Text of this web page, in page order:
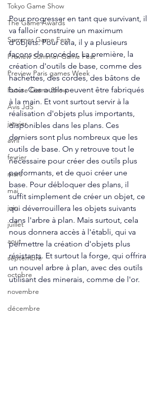
Tokyo Game Show
The Game Awards
Summer Game Fest
Preview Summer Game Fest
Preview Paris games Week
Future Game Show
Avis JdS
janvier
avril
fevrier
mars
mai
juin
juillet
aout
septembre
octobre
novembre
décembre
Pour progresser en tant que survivant, il
va falloir construire un maximum
d'objets. Pour cela, il y a plusieurs
façons de procéder. La première, la
création d'outils de base, comme des
hachettes, des cordes, des bâtons de
bois. Ces outils peuvent être fabriqués
à la main. Et vont surtout servir à la
réalisation d'objets plus importants,
disponibles dans les plans. Ces
derniers sont plus nombreux que les
outils de base. On y retrouve tout le
nécessaire pour créer des outils plus
performants, et de quoi créer une
base. Pour débloquer des plans, il
suffit simplement de créer un objet, ce
qui déverrouillera les objets suivants
dans l'arbre à plan. Mais surtout, cela
nous donnera accès à l'établi, qui va
permettre la création d'objets plus
résistants. Et surtout la forge, qui offrira
un nouvel arbre à plan, avec des outils
utilisant des minerais, comme de l'or.